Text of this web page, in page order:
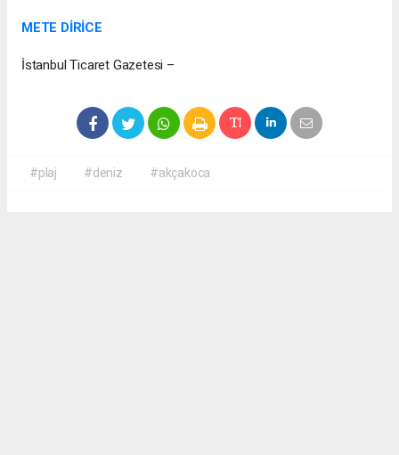
METE DİRİCE
İstanbul Ticaret Gazetesi –
#plaj #deniz #akçakoca